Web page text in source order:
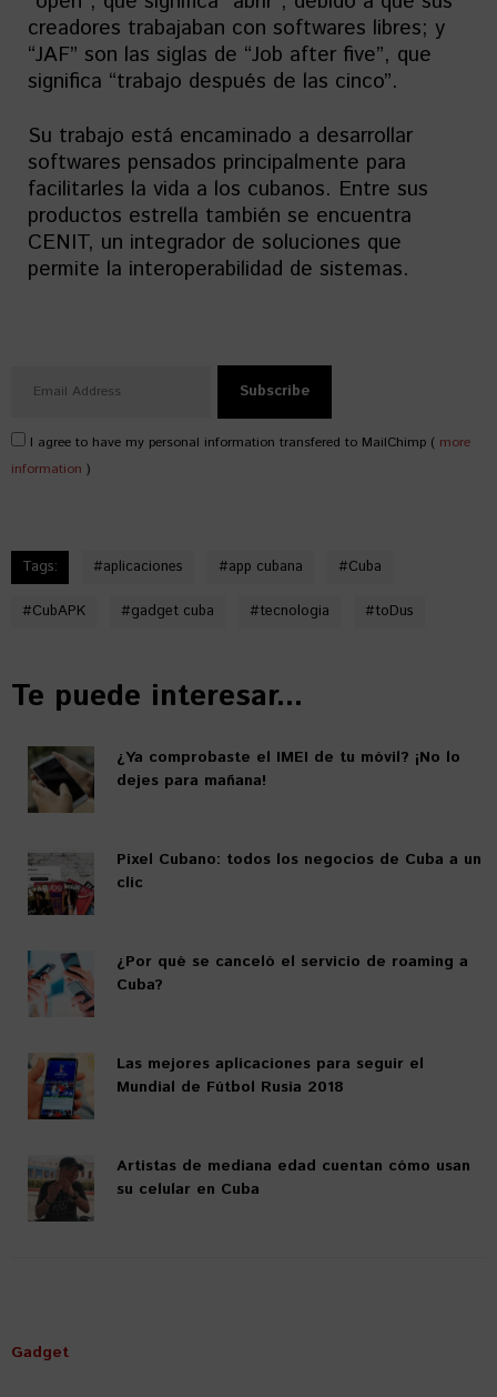
creadores trabajaban con softwares libres; y
“JAF” son las siglas de “Job after five”, que
significa “trabajo después de las cinco”.
Su trabajo está encaminado a desarrollar
softwares pensados principalmente para
facilitarles la vida a los cubanos. Entre sus
productos estrella también se encuentra
CENIT, un integrador de soluciones que
permite la interoperabilidad de sistemas.
I agree to have my personal information transfered to MailChimp ( more
information )
Tags: #aplicaciones #app cubana #Cuba
#CubAPK #gadget cuba #tecnologia #toDus
Te puede interesar...
¿Ya comprobaste el IMEI de tu móvil? ¡No lo
dejes para mañana!
Pixel Cubano: todos los negocios de Cuba a un
clic
¿Por qué se canceló el servicio de roaming a
Cuba?
Las mejores aplicaciones para seguir el
Mundial de Fútbol Rusia 2018
Artistas de mediana edad cuentan cómo usan
su celular en Cuba
Gadget